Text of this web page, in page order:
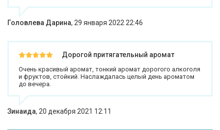
Головлева Дарина, 29 января 2022 22:46
Дорогой притягательный аромат
Очень красивый аромат, тонкий аромат дорогого алкоголя
и фруктов, стойкий. Наслаждалась целый день ароматом
до вечера.
Зинаида, 20 декабря 2021 12:11